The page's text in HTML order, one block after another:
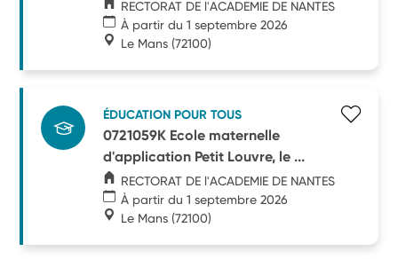
RECTORAT DE l'ACADEMIE DE NANTES
À partir du 1 septembre 2026
Le Mans (72100)
ÉDUCATION POUR TOUS
0721059K Ecole maternelle
d'application Petit Louvre, le ...
RECTORAT DE l'ACADEMIE DE NANTES
À partir du 1 septembre 2026
Le Mans (72100)